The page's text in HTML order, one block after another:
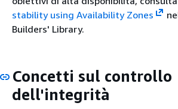
stability using Availability Zones
Builders' Library.
Concetti sul controllo
dell'integrità